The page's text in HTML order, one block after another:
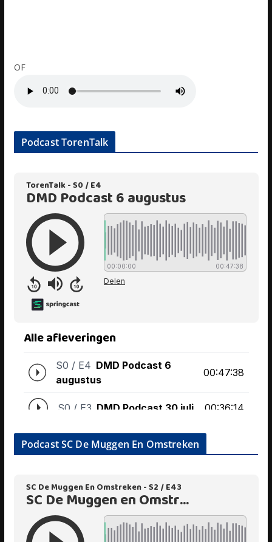
OF
Podcast TorenTalk
Podcast SC De Muggen En Omstreken